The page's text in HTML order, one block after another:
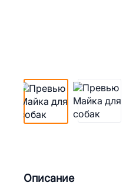
Описание